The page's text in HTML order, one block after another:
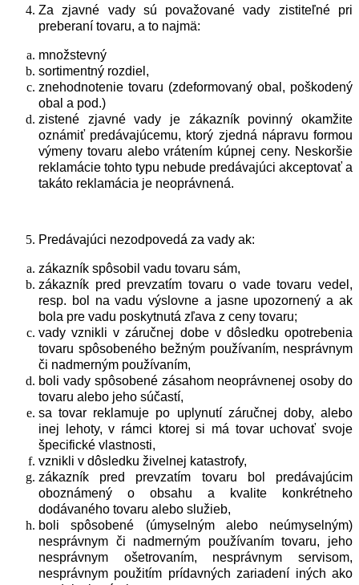
Za zjavné vady sú považované vady zistiteľné pri
preberaní tovaru, a to najmä:
množstevný
sortimentný rozdiel,
znehodnotenie tovaru (zdeformovaný obal, poškodený
obal a pod.)
zistené zjavné vady je zákazník povinný okamžite
oznámiť predávajúcemu, ktorý zjedná nápravu formou
výmeny tovaru alebo vrátením kúpnej ceny. Neskoršie
reklamácie tohto typu nebude predávajúci akceptovať a
takáto reklamácia je neoprávnená.
Predávajúci nezodpovedá za vady ak:
zákazník spôsobil vadu tovaru sám,
zákazník pred prevzatím tovaru o vade tovaru vedel,
resp. bol na vadu výslovne a jasne upozornený a ak
bola pre vadu poskytnutá zľava z ceny tovaru;
vady vznikli v záručnej dobe v dôsledku opotrebenia
tovaru spôsobeného bežným používaním, nesprávnym
či nadmerným používaním,
boli vady spôsobené zásahom neoprávnenej osoby do
tovaru alebo jeho súčastí,
sa tovar reklamuje po uplynutí záručnej doby, alebo
inej lehoty, v rámci ktorej si má tovar uchovať svoje
špecifické vlastnosti,
vznikli v dôsledku živelnej katastrofy,
zákazník pred prevzatím tovaru bol predávajúcim
oboznámený o obsahu a kvalite konkrétneho
dodávaného tovaru alebo služieb,
boli spôsobené (úmyselným alebo neúmyselným)
nesprávnym či nadmerným používaním tovaru, jeho
nesprávnym ošetrovaním, nesprávnym servisom,
nesprávnym použitím prídavných zariadení iných ako